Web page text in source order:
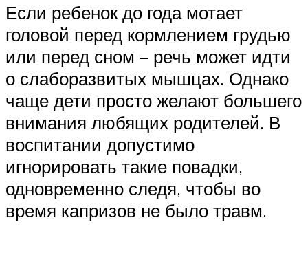
Если ребенок до года мотает
головой перед кормлением грудью
или перед сном – речь может идти
о слаборазвитых мышцах. Однако
чаще дети просто желают большего
внимания любящих родителей. В
воспитании допустимо
игнорировать такие повадки,
одновременно следя, чтобы во
время капризов не было травм.